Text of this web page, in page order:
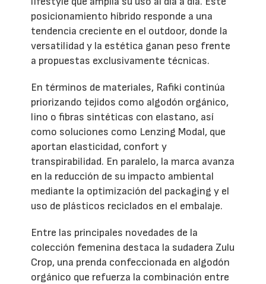
posicionamiento híbrido responde a una
tendencia creciente en el outdoor, donde la
versatilidad y la estética ganan peso frente
a propuestas exclusivamente técnicas.
En términos de materiales, Rafiki continúa
priorizando tejidos como algodón orgánico,
lino o fibras sintéticas con elastano, así
como soluciones como Lenzing Modal, que
aportan elasticidad, confort y
transpirabilidad. En paralelo, la marca avanza
en la reducción de su impacto ambiental
mediante la optimización del packaging y el
uso de plásticos reciclados en el embalaje.
Entre las principales novedades de la
colección femenina destaca la sudadera Zulu
Crop, una prenda confeccionada en algodón
orgánico que refuerza la combinación entre